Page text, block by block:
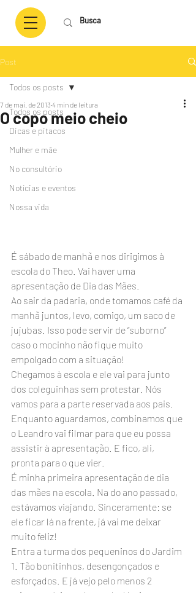
Post
Todos os posts
Dicas e pitacos
Mulher e mãe
No consultório
Notícias e eventos
Nossa vida
Todos os posts
O copo meio cheio
7 de mai. de 2013 4 min de leitura
É sábado de manhã e nos dirigimos à
escola do Theo. Vai haver uma
apresentação de Dia das Mães.
Ao sair da padaria, onde tomamos café da
manhã juntos, levo, comigo, um saco de
jujubas. Isso pode servir de “suborno”
caso o mocinho não fique muito
empolgado com a situação!
Chegamos à escola e ele vai para junto
dos coleguinhas sem protestar. Nós
vamos para a parte reservada aos pais.
Enquanto aguardamos, combinamos que
o Leandro vai filmar para que eu possa
assistir à apresentação. E fico, ali,
pronta para o que vier.
É minha primeira apresentação de dia
das mães na escola. Na do ano passado,
estávamos viajando. Sinceramente: se
ele ficar lá na frente, já vai me deixar
muito feliz!
Entra a turma dos pequeninos do Jardim
1. Tão bonitinhos, desengonçados e
esforçados. E já vejo pelo menos 2